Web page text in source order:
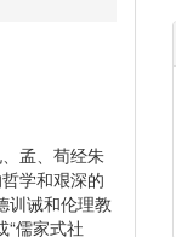
孟、荀经朱
学和艰深的
训诫和伦理教
“儒家式社